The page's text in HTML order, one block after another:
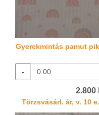
Gyerekmintás pamut
-
2.800
Törzsvásárl. ár, v. 10